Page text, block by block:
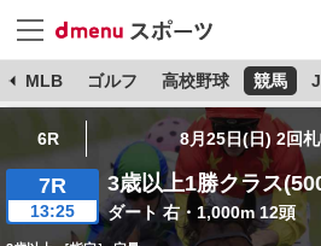
MLB ゴルフ 高校野球 競馬
6R 8月25日(日) 2回
7R
13:25
3歳以上1勝クラス
ダート 右・1,000m 12頭